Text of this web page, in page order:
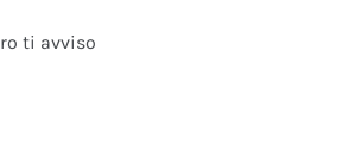
ti avviso